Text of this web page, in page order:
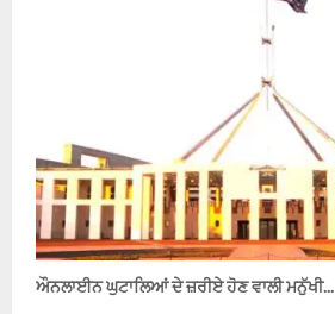
ਔਨਲਾਈਨ ਘੁਟਾਲਿਆਂ ਦੇ ਜ਼ਰੀਏ ਹੋਣ ਵਾਲੀ ਮਨੁੱਖੀ...